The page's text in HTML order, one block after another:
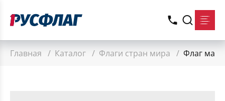
Главная / Каталог / Флаги стран мира / Флаг